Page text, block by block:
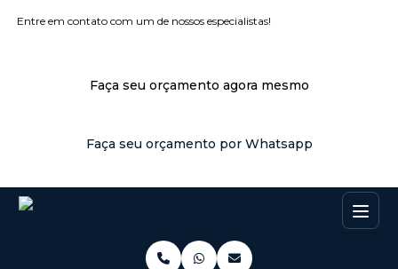
Entre em contato com um de nossos especialistas!
Faça seu orçamento agora mesmo
Faça seu orçamento por Whatsapp